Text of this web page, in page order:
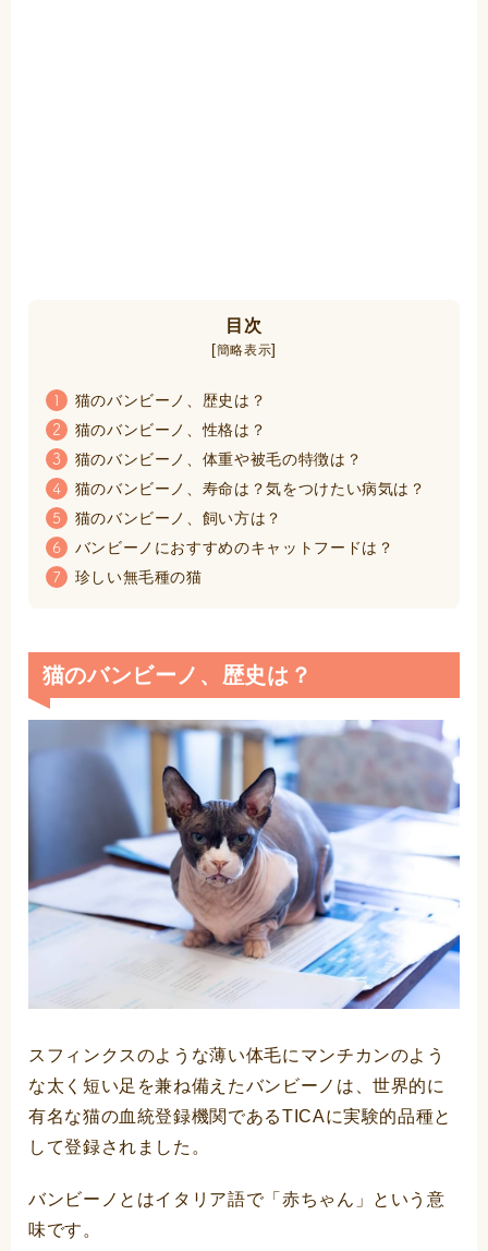
目次
[簡略表示]
1 猫のバンビーノ、歴史は？
2 猫のバンビーノ、性格は？
3 猫のバンビーノ、体重や被毛の特徴は？
4 猫のバンビーノ、寿命は？気をつけたい病気は？
5 猫のバンビーノ、飼い方は？
6 バンビーノにおすすめのキャットフードは？
7 珍しい無毛種の猫
猫のバンビーノ、歴史は？
スフィンクスのような薄い体毛にマンチカンのよう
な太く短い足を兼ね備えたバンビーノは、世界的に
有名な猫の血統登録機関であるTICAに実験的品種と
して登録されました。
バンビーノとはイタリア語で「赤ちゃん」という意
味です。